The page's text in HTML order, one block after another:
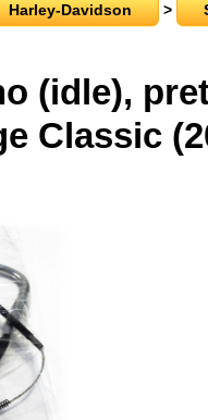
Harley-Davidson >
(idle),
Classic